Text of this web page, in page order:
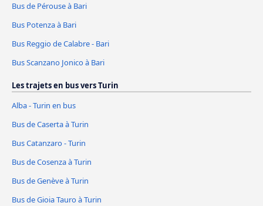
Bus de Pérouse à Bari
Bus Potenza à Bari
Bus Reggio de Calabre - Bari
Bus Scanzano Jonico à Bari
Les trajets en bus vers Turin
Alba - Turin en bus
Bus de Caserta à Turin
Bus Catanzaro - Turin
Bus de Cosenza à Turin
Bus de Genève à Turin
Bus de Gioia Tauro à Turin